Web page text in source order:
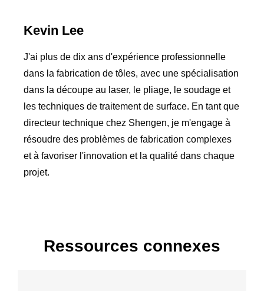
Kevin Lee
J'ai plus de dix ans d'expérience professionnelle
dans la fabrication de tôles, avec une spécialisation
dans la découpe au laser, le pliage, le soudage et
les techniques de traitement de surface. En tant que
directeur technique chez Shengen, je m'engage à
résoudre des problèmes de fabrication complexes
et à favoriser l'innovation et la qualité dans chaque
projet.
Ressources connexes